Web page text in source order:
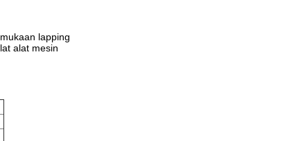
lapping
alat mesin